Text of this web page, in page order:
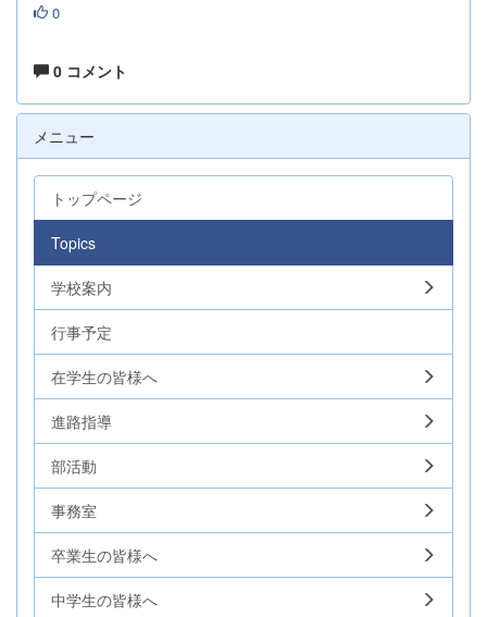
0
0 コメント
メニュー
トップページ
Topics
学校案内
行事予定
在学生の皆様へ
進路指導
部活動
事務室
卒業生の皆様へ
中学生の皆様へ